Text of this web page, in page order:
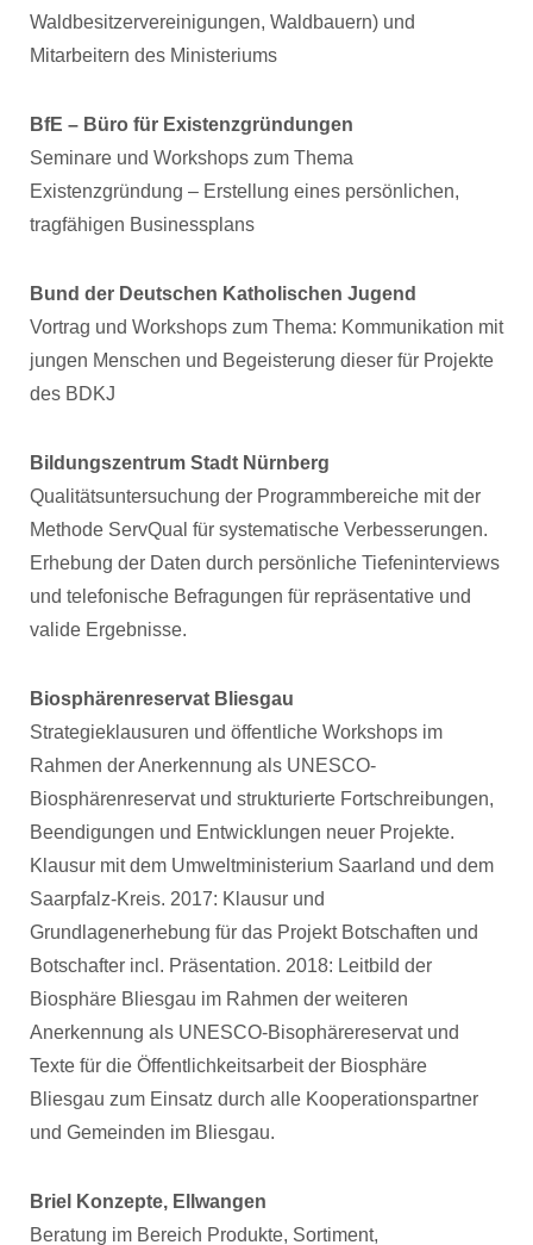
Waldbesitzervereinigungen, Waldbauern) und
Mitarbeitern des Ministeriums
BfE – Büro für Existenzgründungen
Seminare und Workshops zum Thema
Existenzgründung – Erstellung eines persönlichen,
tragfähigen Businessplans
Bund der Deutschen Katholischen Jugend
Vortrag und Workshops zum Thema: Kommunikation mit
jungen Menschen und Begeisterung dieser für Projekte
des BDKJ
Bildungszentrum Stadt Nürnberg
Qualitätsuntersuchung der Programmbereiche mit der
Methode ServQual für systematische Verbesserungen.
Erhebung der Daten durch persönliche Tiefeninterviews
und telefonische Befragungen für repräsentative und
valide Ergebnisse.
Biosphärenreservat Bliesgau
Strategieklausuren und öffentliche Workshops im
Rahmen der Anerkennung als UNESCO-
Biosphärenreservat und strukturierte Fortschreibungen,
Beendigungen und Entwicklungen neuer Projekte.
Klausur mit dem Umweltministerium Saarland und dem
Saarpfalz-Kreis. 2017: Klausur und
Grundlagenerhebung für das Projekt Botschaften und
Botschafter incl. Präsentation. 2018: Leitbild der
Biosphäre Bliesgau im Rahmen der weiteren
Anerkennung als UNESCO-Bisophärereservat und
Texte für die Öffentlichkeitsarbeit der Biosphäre
Bliesgau zum Einsatz durch alle Kooperationspartner
und Gemeinden im Bliesgau.
Briel Konzepte, Ellwangen
Beratung im Bereich Produkte, Sortiment,